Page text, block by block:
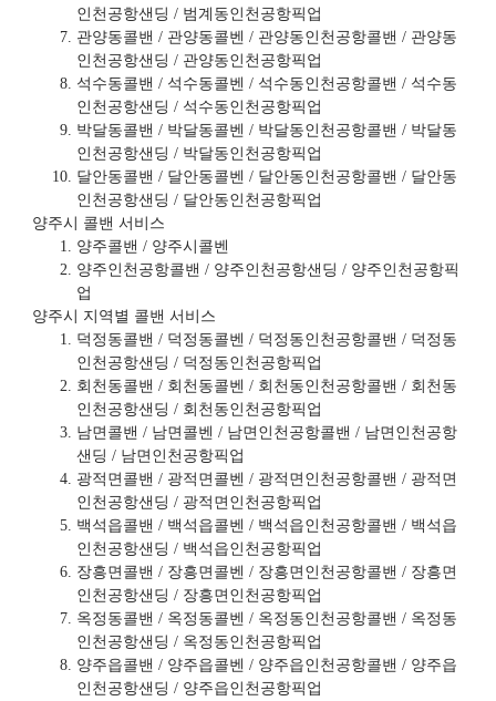
인천공항샌딩 / 범계동인천공항픽업
관양동콜밴 / 관양동콜벤 / 관양동인천공항콜밴 / 관양동
인천공항샌딩 / 관양동인천공항픽업
석수동콜밴 / 석수동콜벤 / 석수동인천공항콜밴 / 석수동
인천공항샌딩 / 석수동인천공항픽업
박달동콜밴 / 박달동콜벤 / 박달동인천공항콜밴 / 박달동
인천공항샌딩 / 박달동인천공항픽업
달안동콜밴 / 달안동콜벤 / 달안동인천공항콜밴 / 달안동
인천공항샌딩 / 달안동인천공항픽업
양주시 콜밴 서비스
양주콜밴 / 양주시콜벤
양주인천공항콜밴 / 양주인천공항샌딩 / 양주인천공항픽
업
양주시 지역별 콜밴 서비스
덕정동콜밴 / 덕정동콜벤 / 덕정동인천공항콜밴 / 덕정동
인천공항샌딩 / 덕정동인천공항픽업
회천동콜밴 / 회천동콜벤 / 회천동인천공항콜밴 / 회천동
인천공항샌딩 / 회천동인천공항픽업
남면콜밴 / 남면콜벤 / 남면인천공항콜밴 / 남면인천공항
샌딩 / 남면인천공항픽업
광적면콜밴 / 광적면콜벤 / 광적면인천공항콜밴 / 광적면
인천공항샌딩 / 광적면인천공항픽업
백석읍콜밴 / 백석읍콜벤 / 백석읍인천공항콜밴 / 백석읍
인천공항샌딩 / 백석읍인천공항픽업
장흥면콜밴 / 장흥면콜벤 / 장흥면인천공항콜밴 / 장흥면
인천공항샌딩 / 장흥면인천공항픽업
옥정동콜밴 / 옥정동콜벤 / 옥정동인천공항콜밴 / 옥정동
인천공항샌딩 / 옥정동인천공항픽업
양주읍콜밴 / 양주읍콜벤 / 양주읍인천공항콜밴 / 양주읍
인천공항샌딩 / 양주읍인천공항픽업